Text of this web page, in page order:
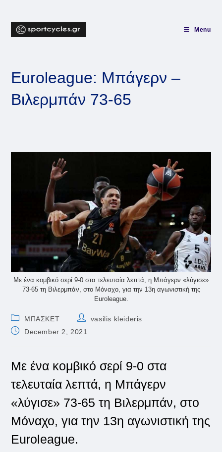
content
Menu
Euroleague: Μπάγερν –
Βιλερμπάν 73-65
Με ένα κομβικό σερί 9-0 στα τελευταία λεπτά, η Μπάγερν «λύγισε»
73-65 τη Βιλερμπάν, στο Μόναχο, για την 13η αγωνιστική της
Euroleague.
Post
category:
ΜΠΑΣΚΕΤ
Postvasilis kleideris
PostDecember 2, 2021
Με ένα κομβικό σερί 9-0 στα
τελευταία λεπτά, η Μπάγερν
«λύγισε» 73-65 τη Βιλερμπάν, στο
Μόναχο, για την 13η αγωνιστική της
Euroleague.